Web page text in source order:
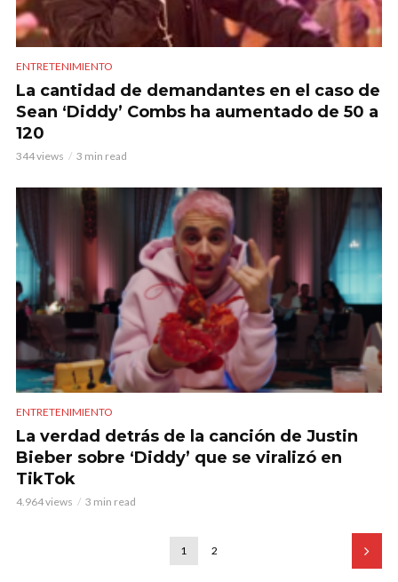
ENTRETENIMIENTO
La cantidad de demandantes en el caso de
Sean ‘Diddy’ Combs ha aumentado de 50 a
120
344 views 3 min read
ENTRETENIMIENTO
La verdad detrás de la canción de Justin
Bieber sobre ‘Diddy’ que se viralizó en
TikTok
4.964 views 3 min read
1 2